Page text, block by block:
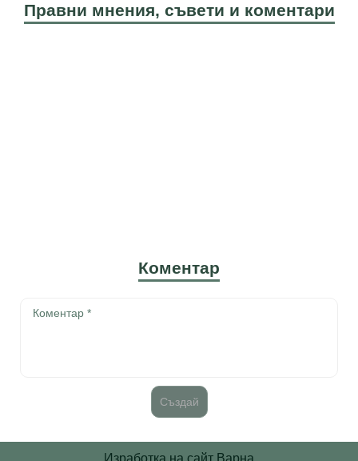
Правни мнения, съвети и коментари
Коментар
Изработка на сайт Варна